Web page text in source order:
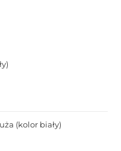
(kolor biały)